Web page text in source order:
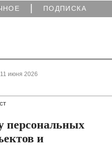
| ПОДПИСКА
июня 2026
персональных
и